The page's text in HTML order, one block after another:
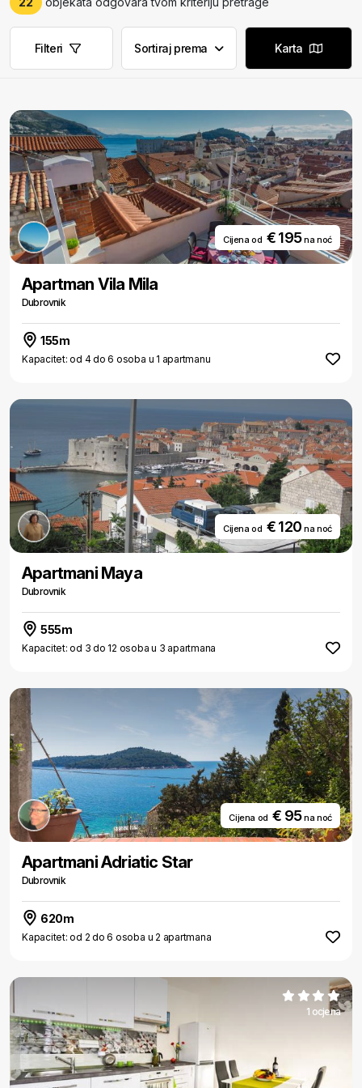
Filteri Sortiraj prema Karta
Cijena od € 195na noć
Apartman Vila Mila
Dubrovnik
155m
Kapacitet: od 4 do 6 osoba u 1 apartmanu
Cijena od € 120na noć
Apartmani Maya
Dubrovnik
555m
Kapacitet: od 3 do 12 osoba u 3 apartmana
Cijena od € 95na noć
Apartmani Adriatic Star
Dubrovnik
620m
Kapacitet: od 2 do 6 osoba u 2 apartmana
1 ocjena